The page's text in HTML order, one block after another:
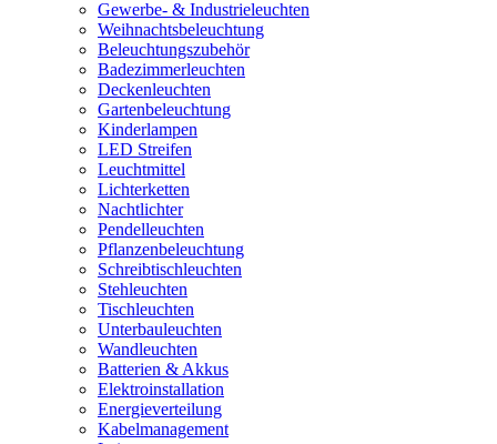
Gewerbe- & Industrieleuchten
Weihnachtsbeleuchtung
Beleuchtungszubehör
Badezimmerleuchten
Deckenleuchten
Gartenbeleuchtung
Kinderlampen
LED Streifen
Leuchtmittel
Lichterketten
Nachtlichter
Pendelleuchten
Pflanzenbeleuchtung
Schreibtischleuchten
Stehleuchten
Tischleuchten
Unterbauleuchten
Wandleuchten
Batterien & Akkus
Elektroinstallation
Energieverteilung
Kabelmanagement